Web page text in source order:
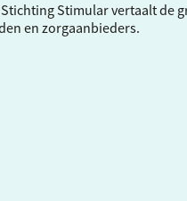
Stichting Stimularvertaalt de
en zorgaanbieders.